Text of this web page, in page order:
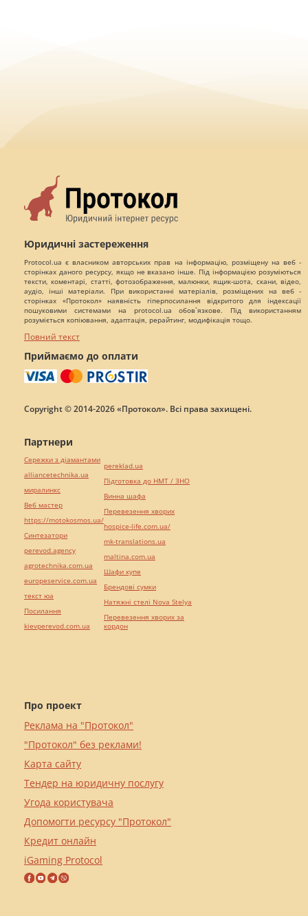
Юридичні застереження
Protocol.ua є власником авторських прав на інформацію, розміщену на веб -
сторінках даного ресурсу, якщо не вказано інше. Під інформацією розуміються
тексти, коментарі, статті, фотозображення, малюнки, ящик-шота, скани, відео,
аудіо, інші матеріали. При використанні матеріалів, розміщених на веб -
сторінках «Протокол» наявність гіперпосилання відкритого для індексації
пошуковими системами на protocol.ua обов`язкове. Під використанням
розуміється копіювання, адаптація, рерайтинг, модифікація тощо.
Повний текст
Приймаємо до оплати
Copyright © 2014-2026 «Протокол». Всі права захищені.
Про проект
Реклама на "Протокол"
"Протокол" без реклами!
Карта сайту
Тендер на юридичну послугу
Угода користувача
Допомогти ресурсу "Протокол"
Кредит онлайн
iGaming Protocol
Партнери
Сережки з діамантами
alliancetechnika.ua
миралинкс
Веб мастер
https://motokosmos.ua/
Синтезатори
perevod.agency
agrotechnika.com.ua
europeservice.com.ua
текст юа
Посилання
kievperevod.com.ua
pereklad.ua
Підготовка до НМТ / ЗНО
Винна шафа
Перевезення хворих
hospice-life.com.ua/
mk-translations.ua
maltina.com.ua
Шафи купе
Брендові сумки
Натяжні стелі Nova Stelya
Перевезення хворих за
кордон